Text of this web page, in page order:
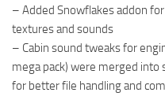
– Added Snowflakes addon
textures and sounds
– Cabin sound tweaks for
mega pack) were merged into
for better file handling and